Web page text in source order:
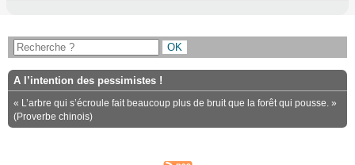
A l’intention des pessimistes !
« L’arbre qui s’écroule fait beaucoup plus de bruit que la forêt qui pousse. »
(Proverbe chinois)